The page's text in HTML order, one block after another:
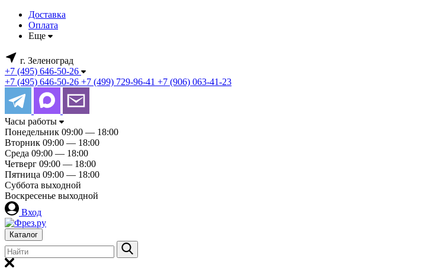
Доставка
Оплата
Еще
г. Зеленоград
+7 (495) 646-50-26
+7 (495) 646-50-26 +7 (499) 729-96-41 +7 (906) 063-41-23
Часы работы
Понедельник 09:00 — 18:00
Вторник 09:00 — 18:00
Среда 09:00 — 18:00
Четверг 09:00 — 18:00
Пятница 09:00 — 18:00
Суббота выходной
Воскресенье выходной
Вход
Каталог